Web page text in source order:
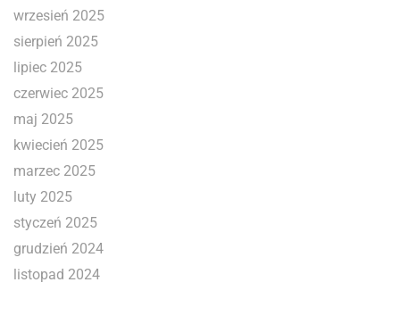
wrzesień 2025
sierpień 2025
lipiec 2025
czerwiec 2025
maj 2025
kwiecień 2025
marzec 2025
luty 2025
styczeń 2025
grudzień 2024
listopad 2024